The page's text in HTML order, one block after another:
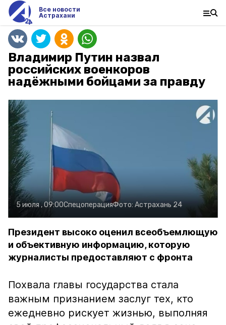
Все новости
Астрахани
Владимир Путин назвал
российских военкоров
надёжными бойцами за правду
5 июля , 09:00СпецоперацияФото: Астрахань 24
Президент высоко оценил всеобъемлющую
и объективную информацию, которую
журналисты предоставляют с фронта
Похвала главы государства стала
важным признанием заслуг тех, кто
ежедневно рискует жизнью, выполняя